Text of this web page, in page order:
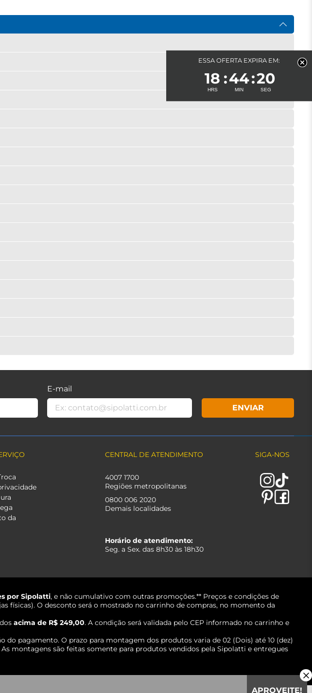
E-mail
ENVIAR
da
CENTRAL DE ATENDIMENTO
4007 1700
Regiões metropolitanas
0800 006 2020
Demais localidades
Horário de atendimento:
Seg. a Sex. das 8h30 às 18h30
SIGA-NOS
por Sipolatti, e não cumulativo com outras promoções.** Preços e condições de
físicas). O desconto será o mostrado no carrinho de compras, no momento da
acima de R$ 249,00. A condição será validada pelo CEP informado no carrinho e
pagamento. O prazo para montagem dos produtos varia de 02 (Dois) até 10 (dez)
montagens são feitas somente para produtos vendidos pela Sipolatti e entregues
APROVEITE!
ESSA OFERTA EXPIRA EM:
18 44 20